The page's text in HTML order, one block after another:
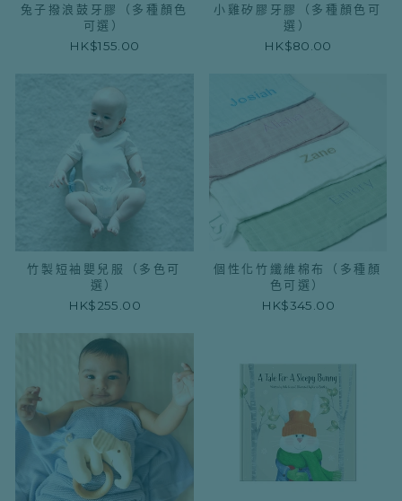
兔子撥浪鼓牙膠（多種顏色
可選）
HK$155.00
小雞矽膠牙膠（多種顏色可
選）
HK$80.00
竹製短袖嬰兒服（多色可
選）
HK$255.00
個性化竹纖維棉布（多種顏
色可選）
HK$345.00